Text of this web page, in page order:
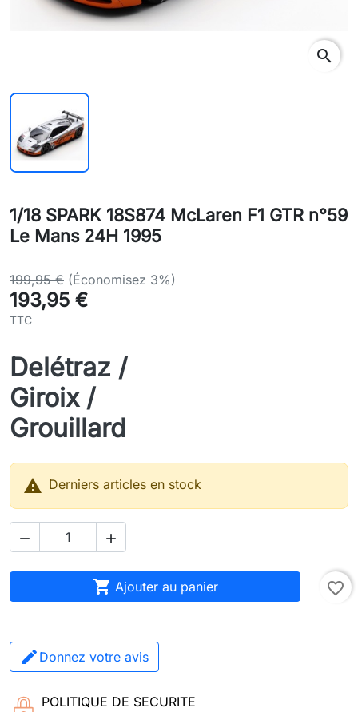
search
1/18 SPARK 18S874 McLaren F1 GTR n°59
Le Mans 24H 1995
199,95 € (Économisez 3%)
193,95 €
TTC
Delétraz /
Giroix /
Grouillard
 Derniers articles en stock
 
 Ajouter au panier favorite_border
Donnez votre avis
POLITIQUE DE SECURITE